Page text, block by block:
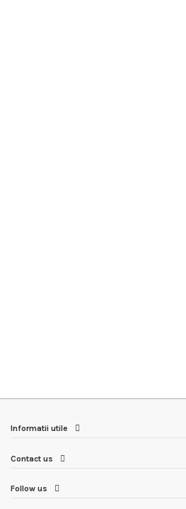
Informatii utile
Contact us
Follow us